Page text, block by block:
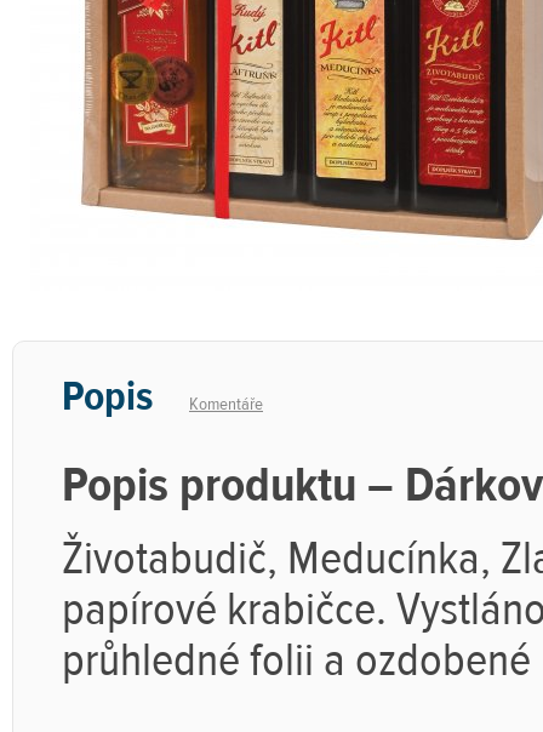
Popis Komentáře
Popis produktu –
Životabudič, Meducínka,
papírové krabičce.
průhledné folii a